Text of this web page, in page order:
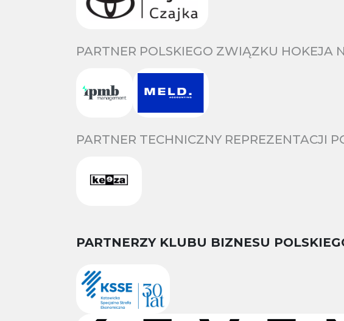
PARTNER POLSKIEGO ZWIĄZKU HOKEJA
PARTNER TECHNICZNY REPREZENTACJI
PARTNERZY KLUBU BIZNESU